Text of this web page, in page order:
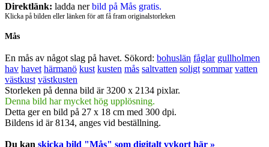
Direktlänk: ladda nerbild på Mås gratis.
Klicka på bilden eller länken för att få fram originalstorleken
Mås
En mås av något slag på havet. Sökord: bohuslän fåglar gullholmen
hav havet härmanö kust kusten mås saltvatten soligt sommar vatten
västkust västkusten
Storleken på denna bild är 3200 x 2134 pixlar.
Denna bild har mycket hög upplösning.
Detta ger en bild på 27 x 18 cm med 300 dpi.
Bildens id är 8134, anges vid beställning.
Du kan skicka bild "Mås" som digitalt vykort här »